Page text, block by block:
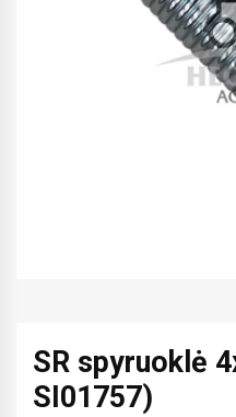
SR spyruoklė
SI01757)